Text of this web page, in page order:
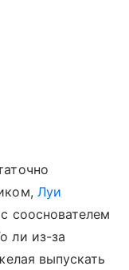
Луи
сооснователем
ли из-за
выпускать